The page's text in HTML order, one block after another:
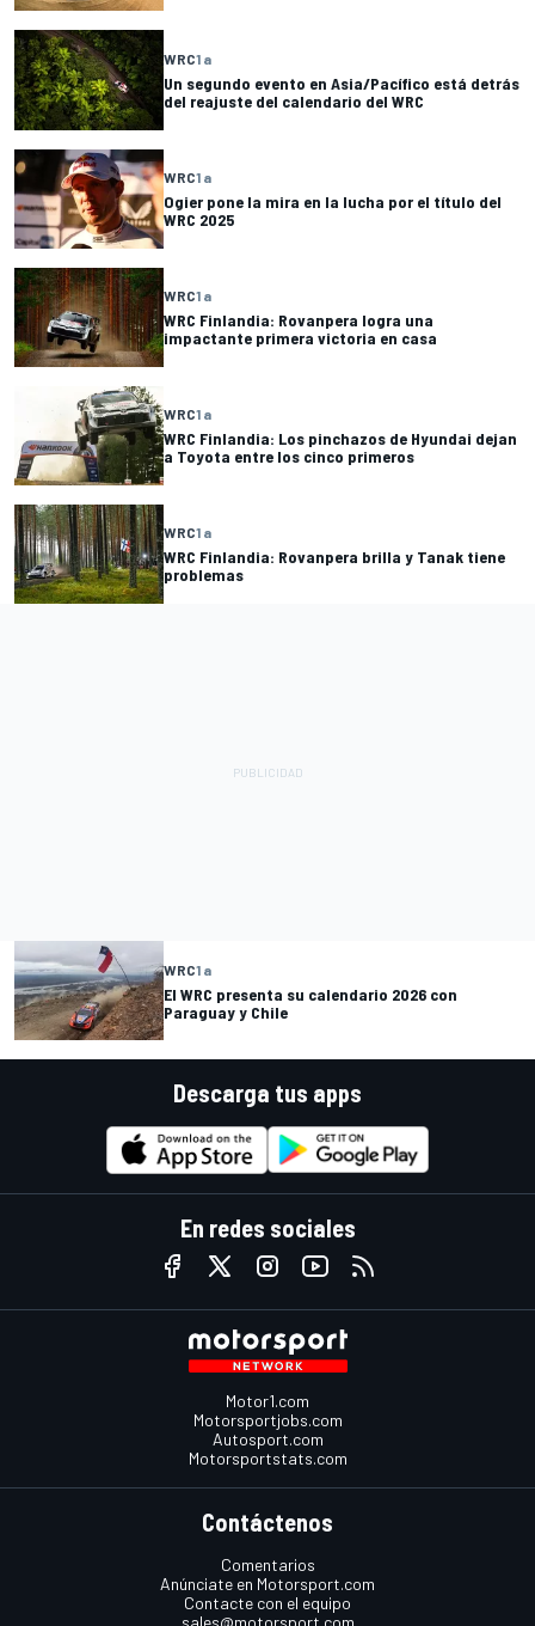
WRC1 a
Un segundo evento en Asia/Pacífico está detrás
del reajuste del calendario del WRC
WRC1 a
Ogier pone la mira en la lucha por el título del
WRC 2025
WRC1 a
WRC Finlandia: Rovanpera logra una
impactante primera victoria en casa
WRC1 a
WRC Finlandia: Los pinchazos de Hyundai dejan
a Toyota entre los cinco primeros
WRC1 a
WRC Finlandia: Rovanpera brilla y Tanak tiene
problemas
WRC1 a
El WRC presenta su calendario 2026 con
Paraguay y Chile
Descarga tus apps
En redes sociales
Motor1.com
Motorsportjobs.com
Autosport.com
Motorsportstats.com
Contáctenos
Comentarios
Anúnciate en Motorsport.com
Contacte con el equipo
sales@motorsport.com